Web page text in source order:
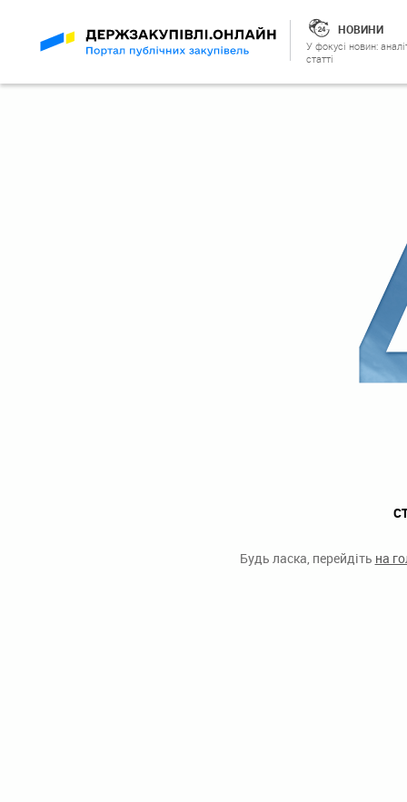
НОВИНИ
У фокусі новин:
статті
Будь ласка, перейдіть на